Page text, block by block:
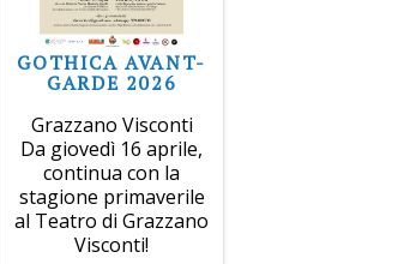
GOTHICA AVANT-
GARDE 2026
Grazzano Visconti
Da giovedì 16 aprile,
continua con la
stagione primaverile
al Teatro di Grazzano
Visconti!